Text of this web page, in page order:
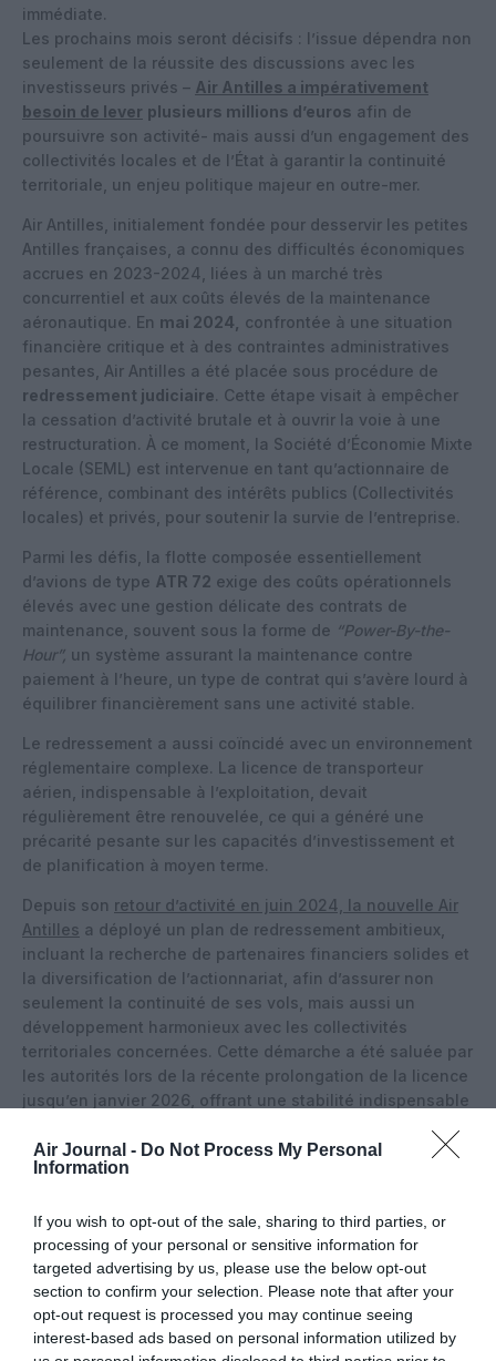
Air Journal - Do Not Process My Personal
Information
If you wish to opt-out of the sale, sharing to third parties, or
processing of your personal or sensitive information for
targeted advertising by us, please use the below opt-out
section to confirm your selection. Please note that after your
opt-out request is processed you may continue seeing
interest-based ads based on personal information utilized by
immédiate.
Les prochains mois seront décisifs : l’issue dépendra non
seulement de la réussite des discussions avec les
investisseurs privés – Air Antilles a impérativement
besoin de lever plusieurs millions d’euros afin de
poursuivre son activité- mais aussi d’un engagement des
collectivités locales et de l’État à garantir la continuité
territoriale, un enjeu politique majeur en outre-mer.
Air Antilles, initialement fondée pour desservir les petites
Antilles françaises, a connu des difficultés économiques
accrues en 2023-2024, liées à un marché très
concurrentiel et aux coûts élevés de la maintenance
aéronautique. En mai 2024,
confrontée à une situation
financière critique et à des contraintes administratives
pesantes, Air Antilles a été placée sous procédure de
redressement judiciaire. Cette étape visait à empêcher
la cessation d’activité brutale et à ouvrir la voie à une
restructuration. À ce moment, la Société d’Économie Mixte
Locale (SEML) est intervenue en tant qu’actionnaire de
référence, combinant des intérêts publics (Collectivités
locales) et privés, pour soutenir la survie de l’entreprise.
Parmi les défis, la flotte composée essentiellement
d’avions de type ATR 72 exige des coûts opérationnels
élevés avec une gestion délicate des contrats de
maintenance, souvent sous la forme de “Power-By-the-
Hour”, un système assurant la maintenance contre
paiement à l’heure, un type de contrat qui s’avère lourd à
équilibrer financièrement sans une activité stable.
Le redressement a aussi coïncidé avec un environnement
réglementaire complexe. La licence de transporteur
aérien, indispensable à l’exploitation, devait
régulièrement être renouvelée, ce qui a généré une
précarité pesante sur les capacités d’investissement et
de planification à moyen terme.
Depuis son retour d’activité en juin 2024, la nouvelle Air
Antilles a déployé un plan de redressement ambitieux,
incluant la recherche de partenaires financiers solides et
la diversification de l’actionnariat, afin d’assurer non
seulement la continuité de ses vols, mais aussi un
développement harmonieux avec les collectivités
territoriales concernées. Cette démarche a été saluée par
les autorités lors de la récente prolongation de la licence
jusqu’en janvier 2026, offrant une stabilité indispensable